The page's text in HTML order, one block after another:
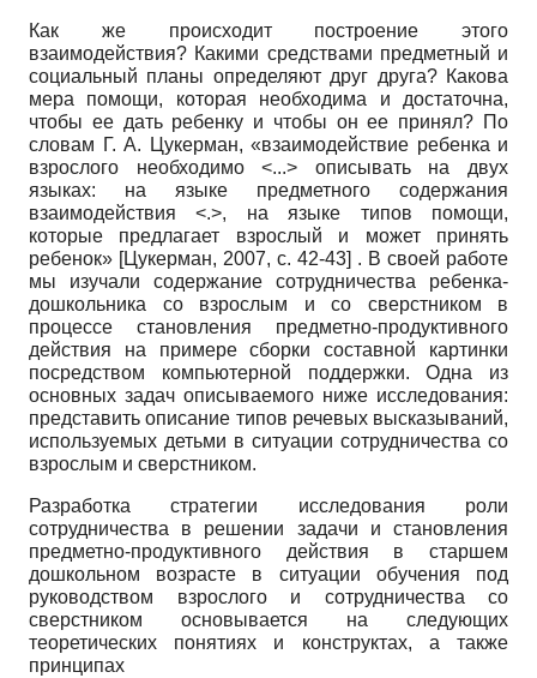
Как же происходит построение этого
взаимодействия? Какими средствами предметный и
социальный планы определяют друг друга? Какова
мера помощи, которая необходима и достаточна,
чтобы ее дать ребенку и чтобы он ее принял? По
словам Г. А. Цукерман, «взаимодействие ребенка и
взрослого необходимо <...> описывать на двух
языках: на языке предметного содержания
взаимодействия <.>, на языке типов помощи,
которые предлагает взрослый и может принять
ребенок» [Цукерман, 2007, с. 42-43] . В своей работе
мы изучали содержание сотрудничества ребенка-
дошкольника со взрослым и со сверстником в
процессе становления предметно-продуктивного
действия на примере сборки составной картинки
посредством компьютерной поддержки. Одна из
основных задач описываемого ниже исследования:
представить описание типов речевых высказываний,
используемых детьми в ситуации сотрудничества со
взрослым и сверстником.
Разработка стратегии исследования роли
сотрудничества в решении задачи и становления
предметно-продуктивного действия в старшем
дошкольном возрасте в ситуации обучения под
руководством взрослого и сотрудничества со
сверстником основывается на следующих
теоретических понятиях и конструктах, а также
принципах